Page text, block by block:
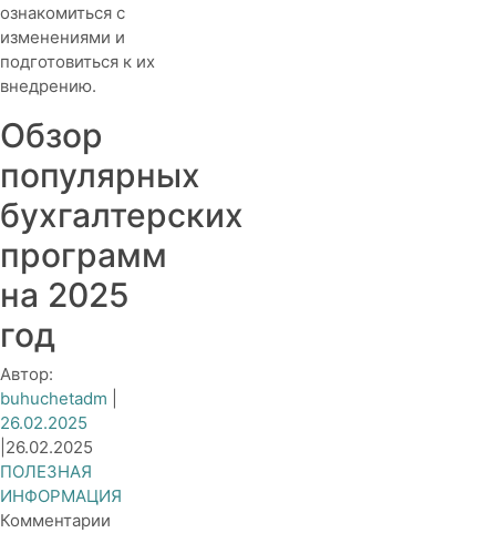
ознакомиться с
изменениями и
подготовиться к их
внедрению.
Обзор
популярных
бухгалтерских
программ
на 2025
год
Автор:
buhuchetadm
26.02.2025
26.02.2025
ПОЛЕЗНАЯ
ИНФОРМАЦИЯ
Комментарии